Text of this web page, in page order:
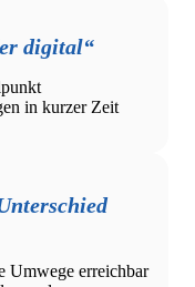
digital“
in kurzer Zeit
Umwege erreichbar